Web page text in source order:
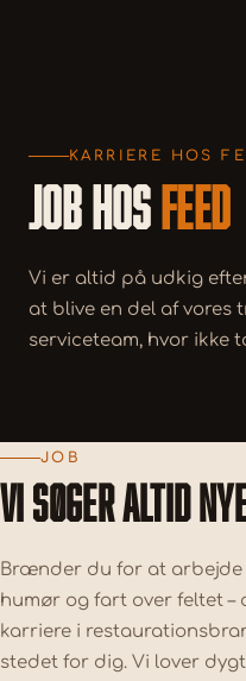
KARRIERE HOS
JOB HOS FEED
Vi er altid på udkig
at blive en del af vores
serviceteam, hvor ikke
JOB
VI SØGER ALTID
Brænder du for at
humør og fart over feltet –
karriere i
stedet for dig. Vi lover